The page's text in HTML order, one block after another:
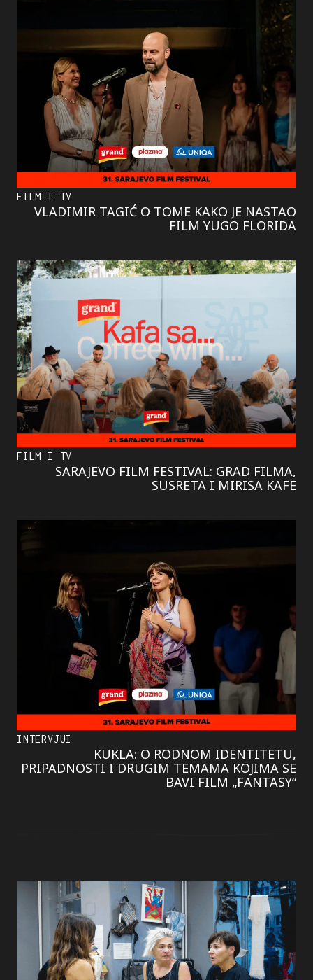
FILM I TV
VLADIMIR TAGIĆ O TOME KAKO JE NASTAO
FILM YUGO FLORIDA
FILM I TV
SARAJEVO FILM FESTIVAL: GRAD FILMA,
SUSRETA I MIRISA KAFE
INTERVJUI
KUKLA: O RODNOM IDENTITETU,
PRIPADNOSTI I DRUGIM TEMAMA KOJIMA SE
BAVI FILM „FANTASY“